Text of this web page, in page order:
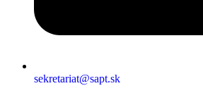
sekretariat@sapt.sk